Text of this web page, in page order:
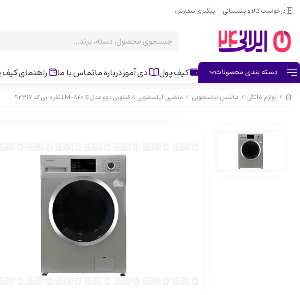
درخواست کالا و پشتیبانی پیگیری سفارش
دسته بندی محصولات کیف پول دی آموزدرباره ماتماس با ما راهنمای
لوازم خانگی ماشین لباسشویی ماشین لباسشویی 8 کیلویی دوو مدل LM-840 S نقره ایی کد 42317